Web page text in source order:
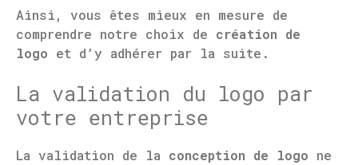
Ainsi, vous êtes mieux en mesure de
comprendre notre choix de création de
logo et d’y adhérer par la suite.
La validation du logo par
votre entreprise
La validation de la conception de logo ne